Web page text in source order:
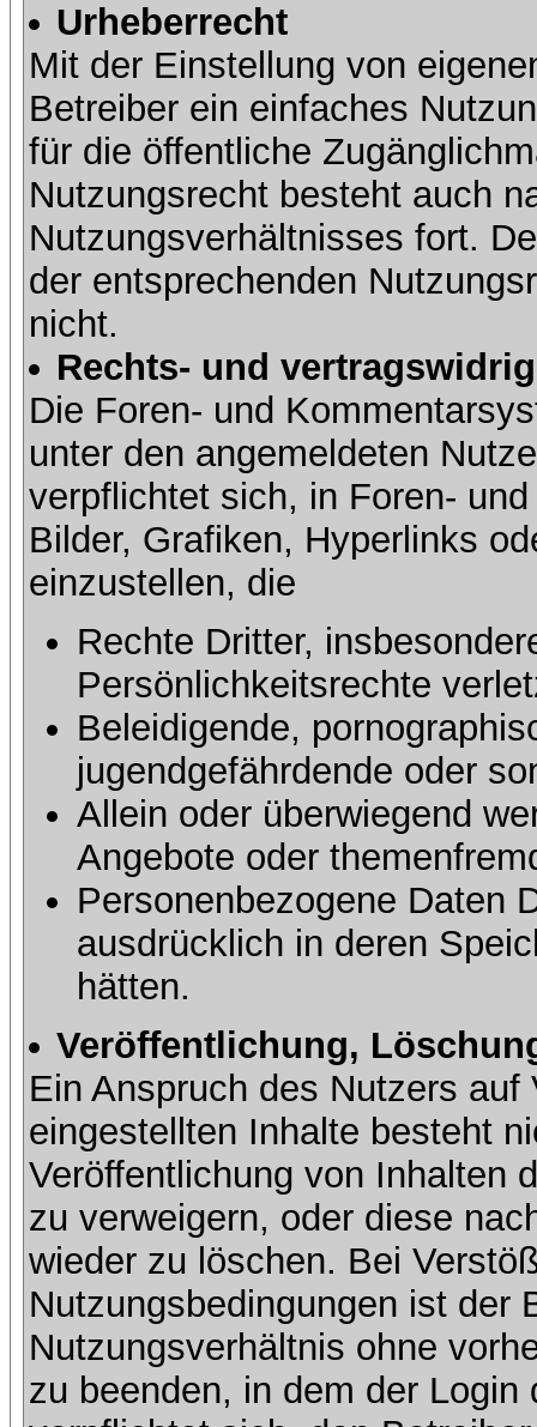
Urheberrecht
Mit der Einstellung von
Betreiber ein einfaches
für die öffentliche
Nutzungsrecht besteht auch
Nutzungsverhältnisses fort.
der entsprechenden
nicht.
Rechts- und
Die Foren- und
unter den angemeldeten
verpflichtet sich, in Foren-
Bilder, Grafiken, Hyperlinks
einzustellen, die
Rechte Dritter,
Persönlichkeitsrechte
Beleidigende,
jugendgefährdende oder
Allein oder überwiegend
Angebote oder
Personenbezogene Daten
ausdrücklich in deren
hätten.
Veröffentlichung,
Ein Anspruch des Nutzers
eingestellten Inhalte besteht
Veröffentlichung von Inhalten
zu verweigern, oder diese
wieder zu löschen. Bei
Nutzungsbedingungen ist der
Nutzungsverhältnis ohne
zu beenden, in dem der